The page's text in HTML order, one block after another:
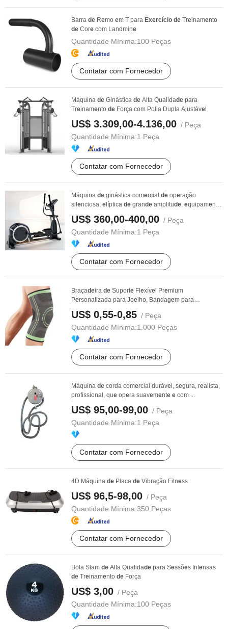
Barra de Remo em T para Exercício de Treinamento
de Core com Landmine
Quantidade Mínima:100 Peças
Contatar com Fornecedor
Máquina de Ginástica de Alta Qualidade para
Treinamento de Força com Polia Dupla Ajustáve
US$ 3.309,00-4.136,00 / Peça
Quantidade Mínima:1 Peça
Contatar com Fornecedor
Máquina de ginástica comercial de operação
sil enciosa, e líptica de grande amplitude, equipamento
US$ 360,00-400,00 / Peça
Quantidade Mínima:1 Peça
Contatar com Fornecedor
Braçadeira de Suporte Fl exíve l Premium
Personalizada para Joe lho, Bandagem para
Articulaçõ
US$ 0,55-0,85 / Peça
Quantidade Mínima:1.000 Peças
Contatar com Fornecedor
Máquina de corda comercial duráve l, segura, realista,
profissional, que opera suavemente e com ...
US$ 95,00-99,00 / Peça
Quantidade Mínima:1 Peça
Contatar com Fornecedor
4D Máquina de Placa de Vibração Fitness
US$ 96,5-98,00 / Peça
Quantidade Mínima:350 Peças
Contatar com Fornecedor
Bola Slam de Alta Qualidade para Sessões Intensas
de Treinamento de Força
US$ 3,00 / Peça
Quantidade Mínima:100 Peças